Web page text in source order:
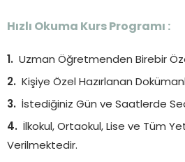
Hızlı Okuma Kurs Programı :
Uzman Öğretmenden Birebir
Kişiye Özel Hazırlanan
İstediğiniz Gün ve Saatlerde
İlkokul, Ortaokul, Lise ve Tüm
Verilmektedir.